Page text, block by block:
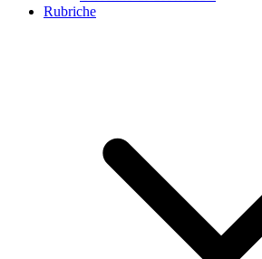
Rubriche